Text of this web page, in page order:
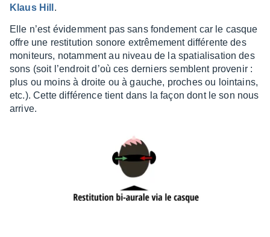
Klaus Hill .
Elle n’est évidem­ment pas sans fonde­ment car le casque
offre une resti­tu­tion sonore extrê­me­ment diffé­rente des
moni­teurs, notam­ment au niveau de la spatia­li­sa­tion des
sons (soit l’en­droit d’où ces derniers semblent prove­nir :
plus ou moins à droite ou à gauche, proches ou loin­tains,
etc.). Cette diffé­rence tient dans la façon dont le son nous
arrive.